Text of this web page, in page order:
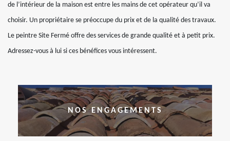
de l’intérieur de la maison est entre les mains de cet opérateur qu’il va
choisir. Un propriétaire se préoccupe du prix et de la qualité des travaux.
Le peintre Site Fermé offre des services de grande qualité et à petit prix.
Adressez-vous à lui si ces bénéfices vous intéressent.
NOS ENGAGEMENTS